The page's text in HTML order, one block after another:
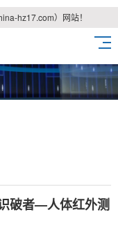
hz17.com）网站！
破者—人体红外测